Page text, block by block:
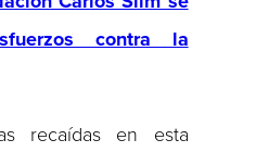
contra la
recaídas en esta